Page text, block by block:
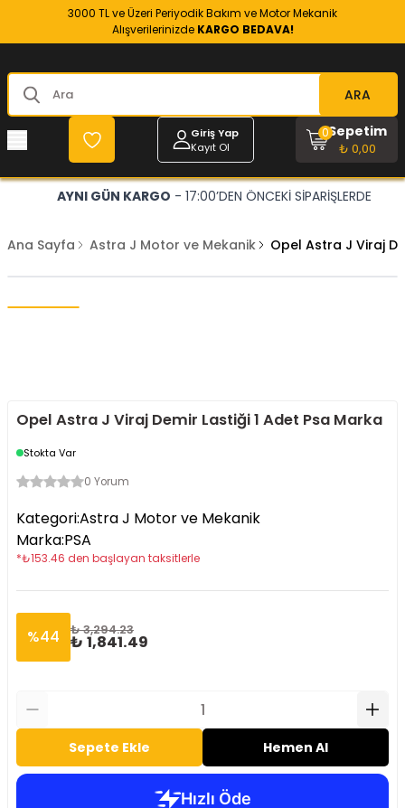
3000 TL ve Üzeri Periyodik Bakım ve Motor Mekanik
Alışverilerinizde KARGO BEDAVA!
ARA
Giriş Yap
Kayıt Ol
Sepetim
₺ 0,00
0
AYNI GÜN KARGO - 17:00’DEN ÖNCEKİ SİPARİŞLERDE
Ana Sayfa Astra J Motor ve Mekanik Opel Astra J Viraj
Opel Astra J Viraj Demir Lastiği 1 Adet Psa Marka
Stokta Var
0 Yorum
Kategori:Astra J Motor ve Mekanik
Marka:PSA
*₺153.46 den başlayan taksitlerle
%44 ₺ 3,294.23
₺ 1,841.49
Sepete Ekle Hemen Al